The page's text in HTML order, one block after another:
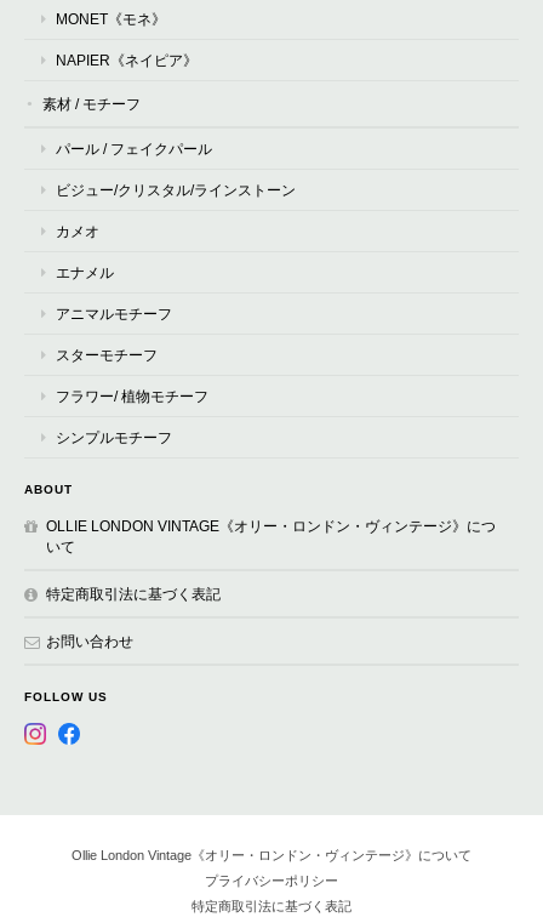
MONET《モネ》
NAPIER《ネイピア》
素材 / モチーフ
パール / フェイクパール
ビジュー/クリスタル/ラインストーン
カメオ
エナメル
アニマルモチーフ
スターモチーフ
フラワー/ 植物モチーフ
シンプルモチーフ
ABOUT
OLLIE LONDON VINTAGE《オリー・ロンドン・ヴィンテージ》につ
いて
特定商取引法に基づく表記
お問い合わせ
FOLLOW US
Ollie London Vintage《オリー・ロンドン・ヴィンテージ》について
プライバシーポリシー
特定商取引法に基づく表記